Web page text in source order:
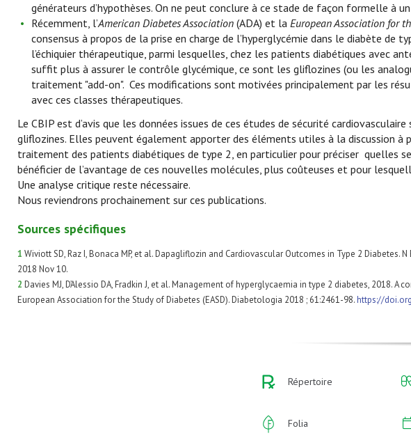
générateurs d’hypothèses. On ne peut conclure à ce stade de façon formelle à
Récemment, l’American Diabetes Association (ADA) et la European Association for
consensus à propos de la prise en charge de l’hyperglycémie dans le diabète de
l’échiquier thérapeutique, parmi lesquelles, chez les patients diabétiques avec
suffit plus à assurer le contrôle glycémique, ce sont les gliflozines (ou les
traitement "add-on". Ces modifications sont motivées principalement par les
avec ces classes thérapeutiques.
Le CBIP est d’avis que les données issues de ces études de sécurité
gliflozines. Elles peuvent également apporter des éléments utiles à la discussion à
traitement des patients diabétiques de type 2, en particulier pour préciser quelles
bénéficier de l’avantage de ces nouvelles molécules, plus coûteuses et pour
Une analyse critique reste nécessaire.
Nous reviendrons prochainement sur ces publications.
Sources spécifiques
1 Wiviott SD, Raz I, Bonaca MP, et al. Dapagliflozin and Cardiovascular Outcomes in Type 2 Diabetes.
2018 Nov 10.
2 Davies MJ, D’Alessio DA, Fradkin J, et al. Management of hyperglycaemia in type 2 diabetes, 2018.
European Association for the Study of Diabetes (EASD). Diabetologia 2018 ; 61:2461-98.https://
Répertoire
Folia